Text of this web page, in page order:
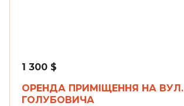
1 300 $
ОРЕНДА ПРИМІЩЕННЯ НА ВУЛ.
ГОЛУБОВИЧА